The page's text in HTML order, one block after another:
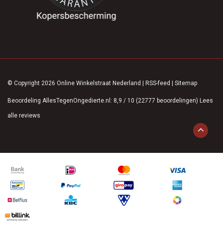
© Copyright 2026 Online Winkelstraat Nederland | RSS-feed | Sitemap
Beoordeling AllesTegenOngedierte.nl : 8,9 / 10 (22777 beoordelingen) Lees
alle reviews